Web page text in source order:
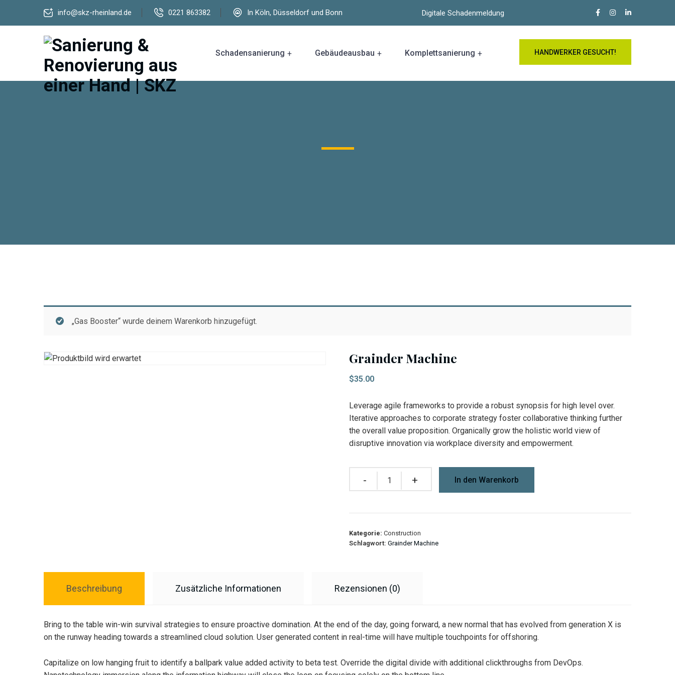
info@skz-rheinland.de 0221 863382 In Köln, Düsseldorf und Bonn Digitale Schadenmeldung
Schadensanierung Gebäudeausbau Komplettsanierung HANDWERKER GESUCHT!
„Gas Booster“ wurde deinem Warenkorb hinzugefügt.
Grainder Machine
$35.00
Leverage agile frameworks to provide a robust synopsis for high level over.
Iterative approaches to corporate strategy foster collaborative thinking further
the overall value proposition. Organically grow the holistic world view of
disruptive innovation via workplace diversity and empowerment.
Quantity
In den Warenkorb
Kategorie:Construction
Schlagwort:Grainder Machine
Beschreibung Zusätzliche Informationen Rezensionen (0)
Bring to the table win-win survival strategies to ensure proactive domination. At the end of the day, going forward, a new normal that has evolved from generation X is
on the runway heading towards a streamlined cloud solution. User generated content in real-time will have multiple touchpoints for offshoring.
Capitalize on low hanging fruit to identify a ballpark value added activity to beta test. Override the digital divide with additional clickthroughs from DevOps.